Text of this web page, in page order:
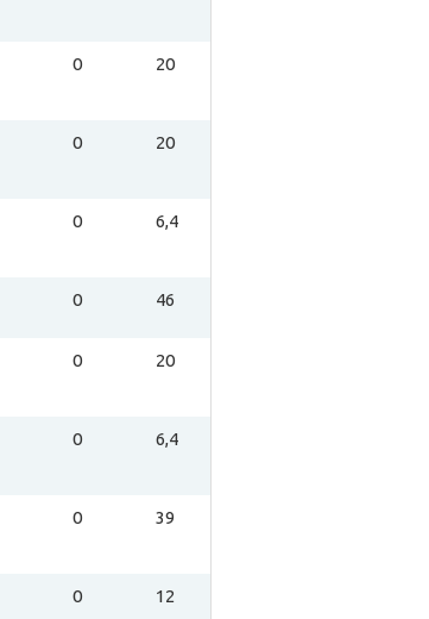
0 20
0 20
0 6,4
0 46
0 20
0 6,4
0 39
0 12